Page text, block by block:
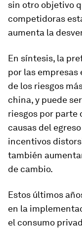
sin otro objetivo
competidoras
aumenta la
En síntesis, la
por las
de los riesgos
china, y puede
riesgos por parte
causas del
incentivos
también
de cambio.
Estos últimos
en la
el consumo